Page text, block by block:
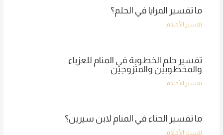
ما تفسير المرايا في الحلم؟
تفسير الأحلام
تفسير حلم الخطوبة في المنام للعزباء
والمخطوبين والمتزوجين
تفسير الأحلام
ما تفسير الحناء في المنام لابن سيرين؟
تفسير الأحلام